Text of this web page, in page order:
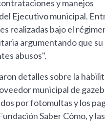
y manejos
Ejecutivo municipal.
realizadas bajo el
argumentando que su
abusos".
detalles sobre la
municipal de
por fotomultas y los
Saber Cómo, y las